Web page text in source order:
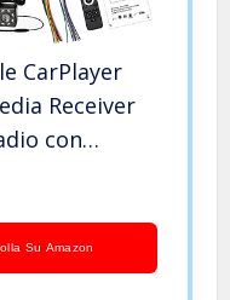
CarPlayer
Receiver
con
in
di Backup
Su Amazon